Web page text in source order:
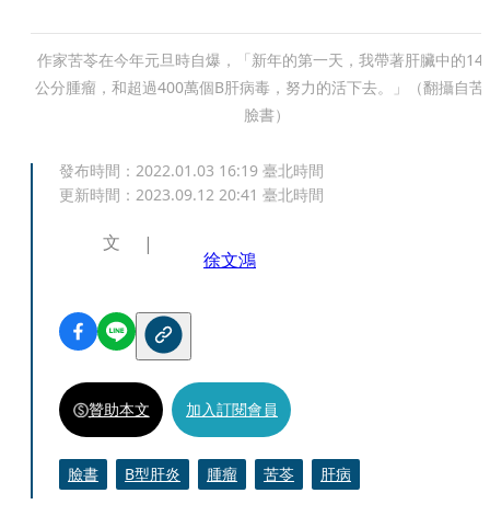
作家苦苓在今年元旦時自爆，「新年的第一天，我帶著肝臟中的
公分腫瘤，和超過400萬個B肝病毒，努力的活下去。」（翻攝自苦
臉書）
發布時間： 2022.01.03 16:19 臺北時間
更新時間： 2023.09.12 20:41 臺北時間
文
徐文鴻
贊助本文 加入訂閱會員
臉書 B型肝炎 腫瘤 苦苓 肝病